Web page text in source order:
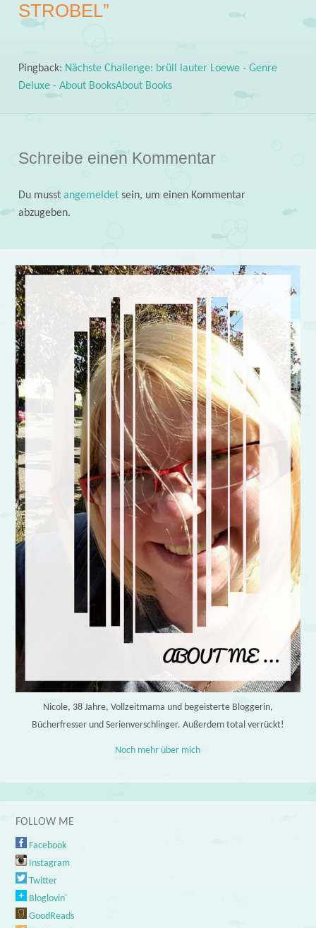
STROBEL”
Pingback: Nächste Challenge: brüll lauter Loewe - Genre
Deluxe - About BooksAbout Books
Schreibe einen Kommentar
Du musst angemeldetsein, um einen Kommentar
abzugeben.
Nicole, 38 Jahre, Vollzeitmama und begeisterte Bloggerin,
Bücherfresser und Serienverschlinger. Außerdem total verrückt!
Noch mehr über mich
FOLLOW ME
Facebook
Instagram
Twitter
Bloglovin'
GoodReads